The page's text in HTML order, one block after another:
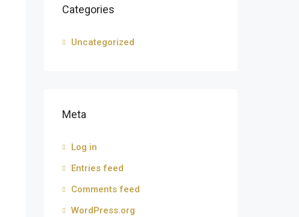
Categories
Uncategorized
Meta
Log in
Entries feed
Comments feed
WordPress.org